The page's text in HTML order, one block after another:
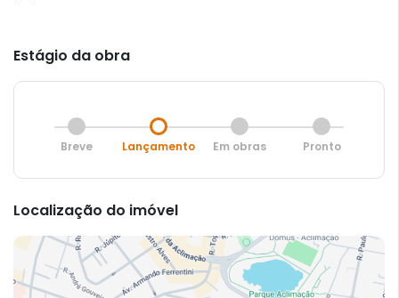
Estágio da obra
Breve Lançamento Em obras Pronto
Localização do imóvel